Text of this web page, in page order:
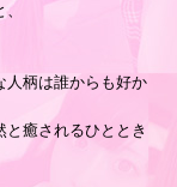
人柄は誰からも好か
癒されるひととき